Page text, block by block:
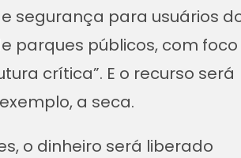
segurança para usuários
parques públicos, com foco
crítica”. E o recurso será
a seca.
o dinheiro será liberado